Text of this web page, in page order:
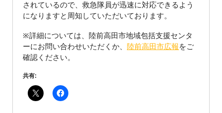
されているので、救急隊員が迅速に対応できるよう
になりますと周知していただいております。
※詳細については、陸前高田市地域包括支援センタ
ーにお問い合わせいただくか、 陸前高田市広報をご
確認ください。
共有: